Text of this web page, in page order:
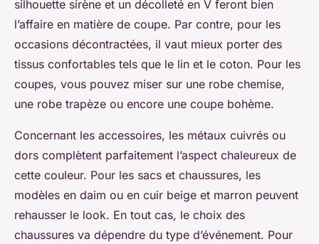
silhouette sirène et un décolleté en V feront bien
l’affaire en matière de coupe. Par contre, pour les
occasions décontractées, il vaut mieux porter des
tissus confortables tels que le lin et le coton. Pour les
coupes, vous pouvez miser sur une robe chemise,
une robe trapèze ou encore une coupe bohème.
Concernant les accessoires, les métaux cuivrés ou
dors complètent parfaitement l’aspect chaleureux de
cette couleur. Pour les sacs et chaussures, les
modèles en daim ou en cuir beige et marron peuvent
rehausser le look. En tout cas, le choix des
chaussures va dépendre du type d’événement. Pour